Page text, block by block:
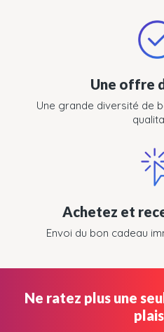
Une offre
Une grande diversité de
Achetez et
Envoi du bon cadeau
Ne ratez plus une